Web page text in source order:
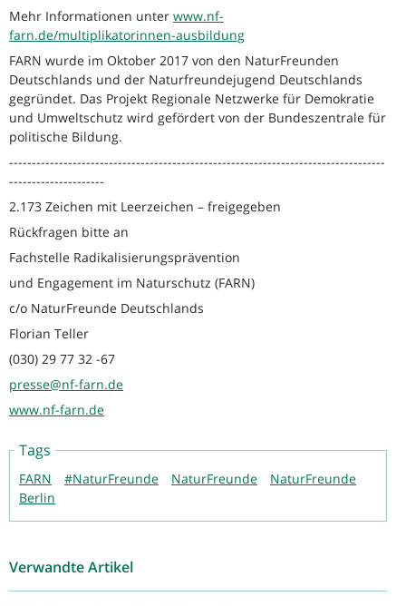
Mehr Informationen unter www.nf-
farn.de/multiplikatorinnen-ausbildung
FARN wurde im Oktober 2017 von den NaturFreunden
Deutschlands und der Naturfreundejugend Deutschlands
gegründet. Das Projekt Regionale Netzwerke für Demokratie
und Umweltschutz wird gefördert von der Bundeszentrale für
politische Bildung.
-----------------------------------------------------------------------------------
---------------------
2.173 Zeichen mit Leerzeichen – freigegeben
Rückfragen bitte an
Fachstelle Radikalisierungsprävention
und Engagement im Naturschutz (FARN)
c/o NaturFreunde Deutschlands
Florian Teller
(030) 29 77 32 -67
presse@nf-farn.de
www.nf-farn.de
Tags
FARN #NaturFreunde NaturFreunde
NaturFreunde
Berlin
Verwandte Artikel